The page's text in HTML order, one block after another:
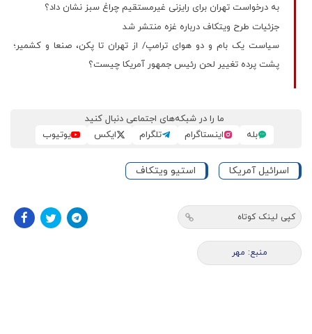
به درخواست تهران برای رایزنی غیرمستقیم چراغ سبز نشان داد؟
جزئیات طرح ویتکاف درباره غزه منتشر شد
سیاست یک بام و دو هوای ترامپ/ از تهران تا پکن، صنعا و کشمیر؛
پشت پرده تغییر لحن رئیس جمهور آمریکا چیست؟
ما را در شبکه‌های اجتماعی دنبال کنید
بله
اینستاگرام تلگرام ایکس یوتیوب
اسرائیل آمریکا استیو ویتکاف
کپی لینک کوتاه
منبع: مهر